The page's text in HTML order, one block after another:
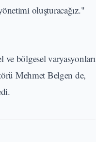
oluşturacağız."
bölgesel varyasyonları
Mehmet Belgen de,